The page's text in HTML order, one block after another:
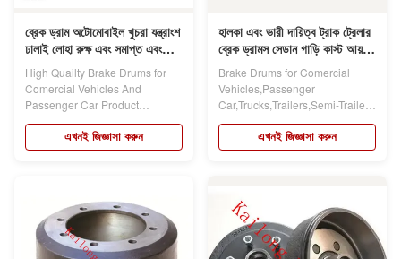
ব্রেক ড্রাম অটোমোবাইল খুচরা যন্ত্রাংশ
ঢালাই লোহা রুক্ষ এবং সমাপ্ত এবং
সমাবেশ
High Quailty Brake Drums for
Comercial Vehicles And
Passenger Car Product
Parameter Product Name:...
এখনই জিজ্ঞাসা করুন
হালকা এবং ভারী দায়িত্ব ট্রাক ট্রেলার
ব্রেক ড্রামস সেডান গাড়ি কাস্ট আয়রন
TS16949
Brake Drums for Comercial
Vehicles,Passenger
Car,Trucks,Trailers,Semi-Trailers
and Sedan Cars....
এখনই জিজ্ঞাসা করুন